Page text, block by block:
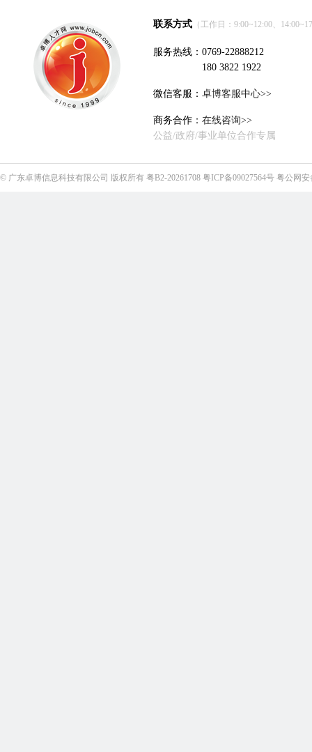
联系方式 （工作日：9:00~12:00、
服务热线：0769-22888212
180 3822 1922
微信客服： 卓博客服中心>>
商务合作： 在线咨询>>
公益/政府/事业单位合作专属
© 广东卓博信息科技有限公司 版权所有 粤B2-20261708 粤ICP备09027564号 粤公网安